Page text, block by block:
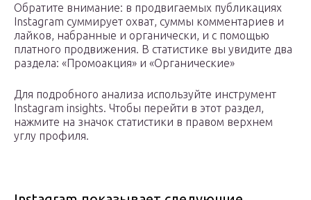
Обратите внимание: в продвигаемых публикациях
Instagram суммирует охват, суммы комментариев и
лайков, набранные и органически, и с помощью
платного продвижения. В статистике вы увидите два
раздела: «Промоакция» и «Органические»
Для подробного анализа используйте инструмент
Instagram insights. Чтобы перейти в этот раздел,
нажмите на значок статистики в правом верхнем
углу профиля.